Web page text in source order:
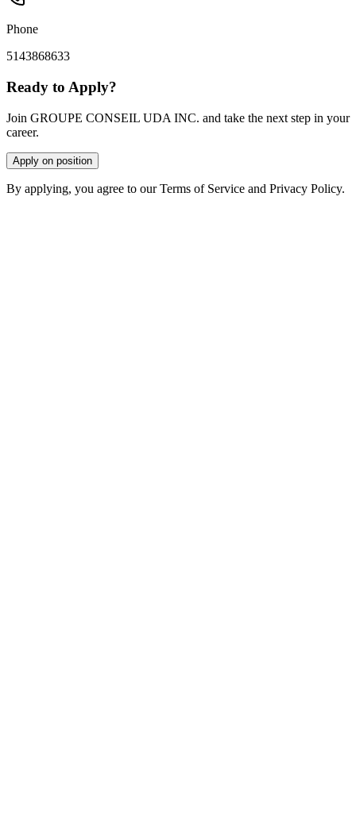
Phone
5143868633
Ready to Apply?
Join GROUPE CONSEIL UDA INC. and take the next step in your
career.
Apply on position
By applying, you agree to our Terms of Service and Privacy Policy.